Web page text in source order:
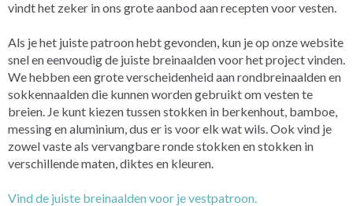
vindt het zeker in ons grote aanbod aan recepten voor vesten.
Als je het juiste patroon hebt gevonden, kun je op onze website
snel en eenvoudig de juiste breinaalden voor het project vinden.
We hebben een grote verscheidenheid aan rondbreinaalden en
sokkennaalden die kunnen worden gebruikt om vesten te
breien. Je kunt kiezen tussen stokken in berkenhout, bamboe,
messing en aluminium, dus er is voor elk wat wils. Ook vind je
zowel vaste als vervangbare ronde stokken en stokken in
verschillende maten, diktes en kleuren.
Vind de juiste breinaalden voor je vestpatroon.